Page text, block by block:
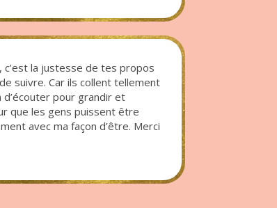
c’est la justesse de tes propos
suivre. Car ils collent tellement
d’écouter pour grandir et
que les gens puissent être
avec ma façon d’être. Merci